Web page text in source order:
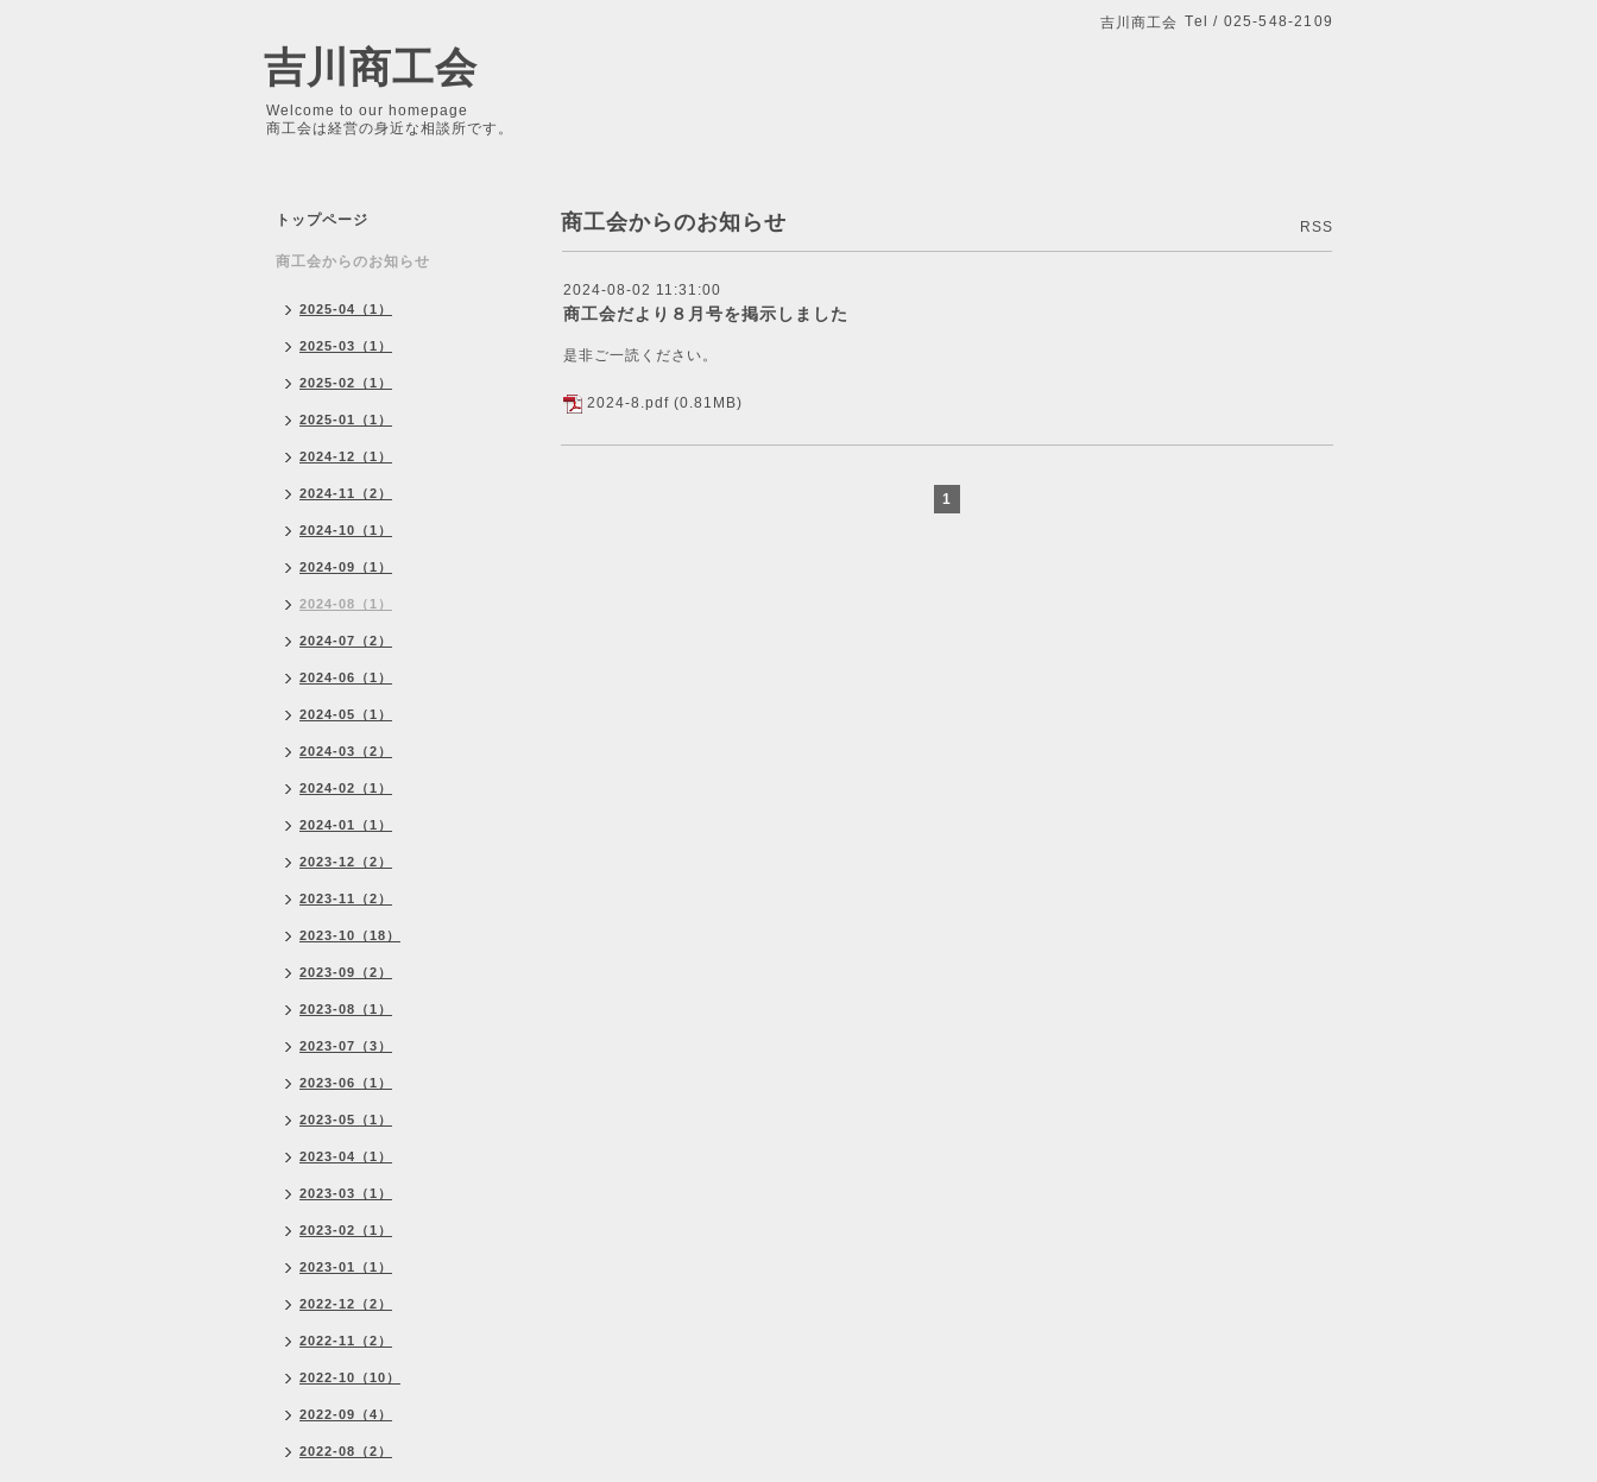
吉川商工会 Tel / 025-548-2109
吉川商工会
Welcome to our homepage
商工会は経営の身近な相談所です。
商工会からのお知らせ RSS
2024-08-02 11:31:00
商工会だより８月号を掲示しました
是非ご一読ください。
2024-8.pdf (0.81MB)
1
トップページ
商工会からのお知らせ
2025-04（1）
2025-03（1）
2025-02（1）
2025-01（1）
2024-12（1）
2024-11（2）
2024-10（1）
2024-09（1）
2024-08（1）
2024-07（2）
2024-06（1）
2024-05（1）
2024-03（2）
2024-02（1）
2024-01（1）
2023-12（2）
2023-11（2）
2023-10（18）
2023-09（2）
2023-08（1）
2023-07（3）
2023-06（1）
2023-05（1）
2023-04（1）
2023-03（1）
2023-02（1）
2023-01（1）
2022-12（2）
2022-11（2）
2022-10（10）
2022-09（4）
2022-08（2）